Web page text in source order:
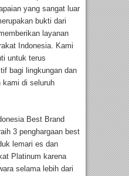
yang sangat luar
bukti dari
layanan
Indonesia. Kami
untuk terus
bagi lingkungan dan
kami di seluruh
Best Brand
3 penghargaan best
lemari es dan
Platinum karena
selama lebih dari